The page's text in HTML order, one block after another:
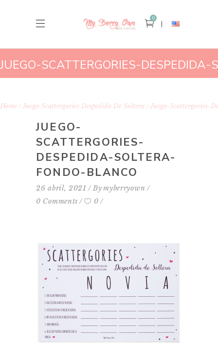
0
JUEGO-SCATTERGORIES-DESPEDIDA-
FONDO-BLANCO
Home Juego Scattergories Despedida De Soltera Juego-Scattergories-
JUEGO-
SCATTERGORIES-
DESPEDIDA-SOLTERA-
FONDO-BLANCO
26 abril, 2021 Bymyberryown
0 Comments
0